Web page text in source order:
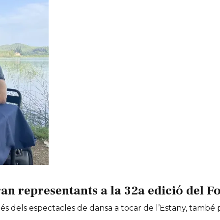
representants a la 32a edició del
dels espectacles de dansa a tocar de l’Estany,